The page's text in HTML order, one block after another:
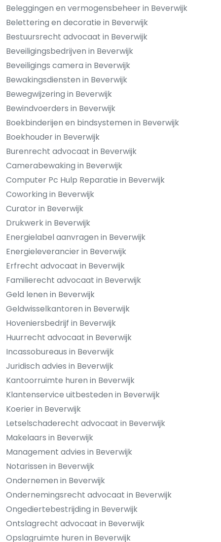
Beleggingen en vermogensbeheer in Beverwijk
Belettering en decoratie in Beverwijk
Bestuursrecht advocaat in Beverwijk
Beveiligingsbedrijven in Beverwijk
Beveiligings camera in Beverwijk
Bewakingsdiensten in Beverwijk
Bewegwijzering in Beverwijk
Bewindvoerders in Beverwijk
Boekbinderijen en bindsystemen in Beverwijk
Boekhouder in Beverwijk
Burenrecht advocaat in Beverwijk
Camerabewaking in Beverwijk
Computer Pc Hulp Reparatie in Beverwijk
Coworking in Beverwijk
Curator in Beverwijk
Drukwerk in Beverwijk
Energielabel aanvragen in Beverwijk
Energieleverancier in Beverwijk
Erfrecht advocaat in Beverwijk
Familierecht advocaat in Beverwijk
Geld lenen in Beverwijk
Geldwisselkantoren in Beverwijk
Hoveniersbedrijf in Beverwijk
Huurrecht advocaat in Beverwijk
Incassobureaus in Beverwijk
Juridisch advies in Beverwijk
Kantoorruimte huren in Beverwijk
Klantenservice uitbesteden in Beverwijk
Koerier in Beverwijk
Letselschaderecht advocaat in Beverwijk
Makelaars in Beverwijk
Management advies in Beverwijk
Notarissen in Beverwijk
Ondernemen in Beverwijk
Ondernemingsrecht advocaat in Beverwijk
Ongediertebestrijding in Beverwijk
Ontslagrecht advocaat in Beverwijk
Opslagruimte huren in Beverwijk